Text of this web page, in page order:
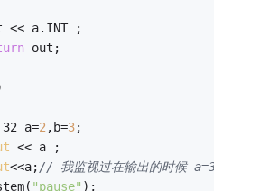
<< a.INT ;
out;
a=
2,b=3;
<< a ;
<<a;// 我监视过在输出的时候 a=3, 在输
"pause" );